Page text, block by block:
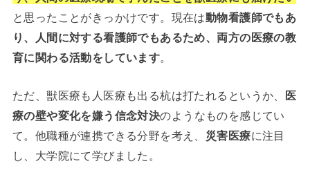
と思ったことがきっかけです。現在は動物看護師でもあ
り、人間に対する看護師でもあるため、両方の医療の教
育に関わる活動をしています。
ただ、獣医療も人医療も出る杭は打たれるというか、
医
療の壁や変化を嫌う信念対決のようなものを感じてい
て。他職種が連携できる分野を考え、 災害医療に注目
し、大学院にて学びました。